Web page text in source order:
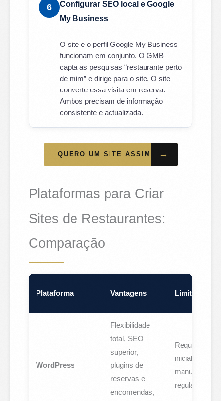
6
Configurar SEO local e Google
My Business
O site e o perfil Google My Business
funcionam em conjunto. O GMB
capta as pesquisas “restaurante perto
de mim” e dirige para o site. O site
converte essa visita em reserva.
Ambos precisam de informação
consistente e actualizada.
QUERO UM SITE ASSIM →
Plataformas para Criar
Sites de Restaurantes:
Comparação
Plataforma Vantagens Limitações
WordPress
Flexibilidade
total, SEO
superior,
plugins de
reservas e
encomendas,
Requer setup
inicial,
manutenção
regular